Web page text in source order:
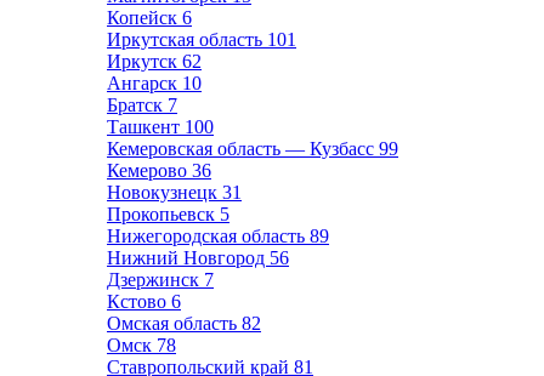
Копейск 6
Иркутская область 101
Иркутск 62
Ангарск 10
Братск 7
Ташкент 100
Кемеровская область — Кузбасс 99
Кемерово 36
Новокузнецк 31
Прокопьевск 5
Нижегородская область 89
Нижний Новгород 56
Дзержинск 7
Кстово 6
Омская область 82
Омск 78
Ставропольский край 81